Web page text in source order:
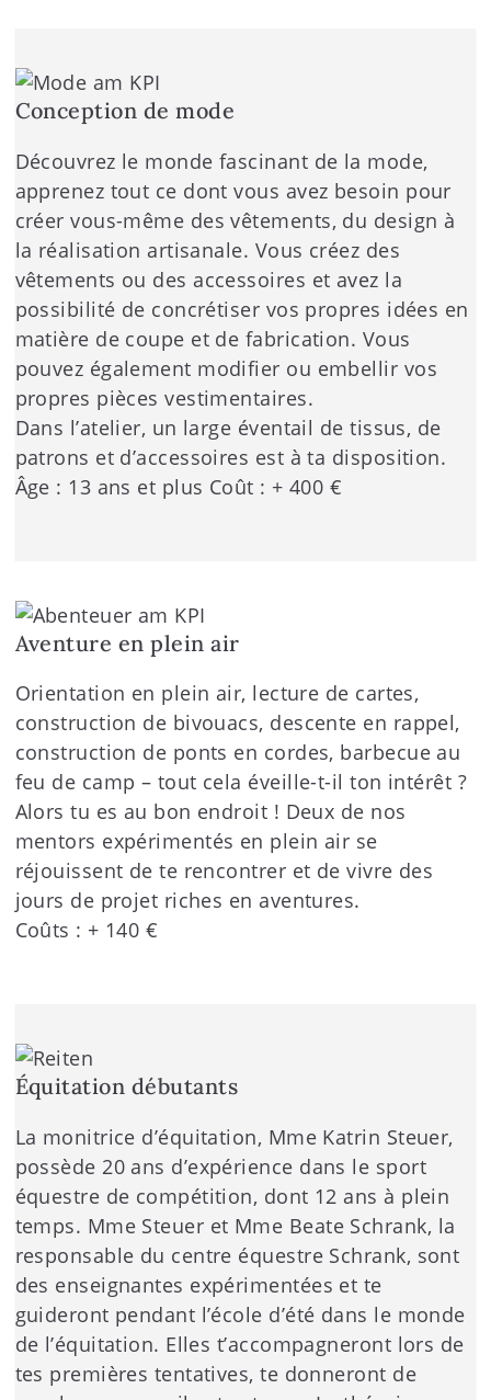
Conception de mode
Découvrez le monde fascinant de la mode,
apprenez tout ce dont vous avez besoin pour
créer vous-même des vêtements, du design à
la réalisation artisanale. Vous créez des
vêtements ou des accessoires et avez la
possibilité de concrétiser vos propres idées en
matière de coupe et de fabrication. Vous
pouvez également modifier ou embellir vos
propres pièces vestimentaires.
Dans l’atelier, un large éventail de tissus, de
patrons et d’accessoires est à ta disposition.
Âge : 13 ans et plus Coût : + 400 €
Aventure en plein air
Orientation en plein air, lecture de cartes,
construction de bivouacs, descente en rappel,
construction de ponts en cordes, barbecue au
feu de camp – tout cela éveille-t-il ton intérêt ?
Alors tu es au bon endroit ! Deux de nos
mentors expérimentés en plein air se
réjouissent de te rencontrer et de vivre des
jours de projet riches en aventures.
Coûts : + 140 €
Équitation débutants
La monitrice d’équitation, Mme Katrin Steuer,
possède 20 ans d’expérience dans le sport
équestre de compétition, dont 12 ans à plein
temps. Mme Steuer et Mme Beate Schrank, la
responsable du centre équestre Schrank, sont
des enseignantes expérimentées et te
guideront pendant l’école d’été dans le monde
de l’équitation. Elles t’accompagneront lors de
tes premières tentatives, te donneront de